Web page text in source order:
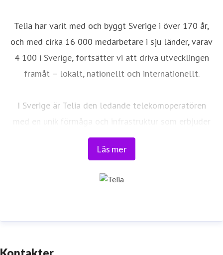
Telia har varit med och byggt Sverige i över 170 år,
och med cirka 16 000 medarbetare i sju länder, varav
4 100 i Sverige, fortsätter vi att driva utvecklingen
framåt – lokalt, nationellt och internationellt.
I Sverige är Telia den ledande telekomoperatören
med en unik förmåga och infrastruktur som erbjuder
robust, säker och pålitlig uppkoppling – för hela
landet. Från seniorer och familjer till småföretag och
digitaliseringens kraft i vardagen och är en del av
smartare och mer meningsfull vardag och framtid.
Läs mer